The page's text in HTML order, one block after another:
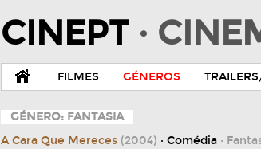
CINEPT ·
FILMES GÉNEROS
GÉNERO: FANTASIA
A Cara Que Mereces (2004) · Comédia ·